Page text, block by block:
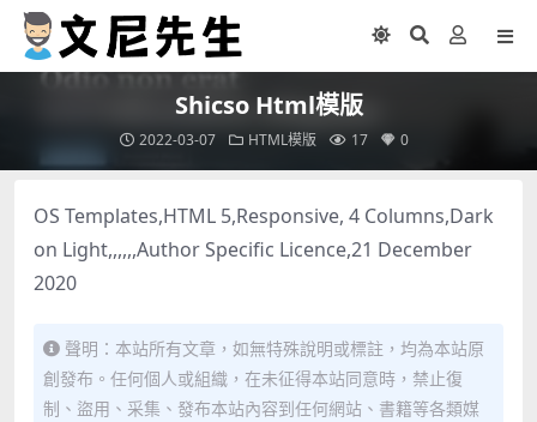
Shicso Html模版
2022-03-07 HTML模版 17 0
OS Templates,HTML 5,Responsive, 4 Columns,Dark
on Light,,,,,,Author Specific Licence,21 December
2020
聲明：本站所有文章，如無特殊說明或標註，均為本站原
創發布。任何個人或組織，在未征得本站同意時，禁止復
制、盜用、采集、發布本站內容到任何網站、書籍等各類媒